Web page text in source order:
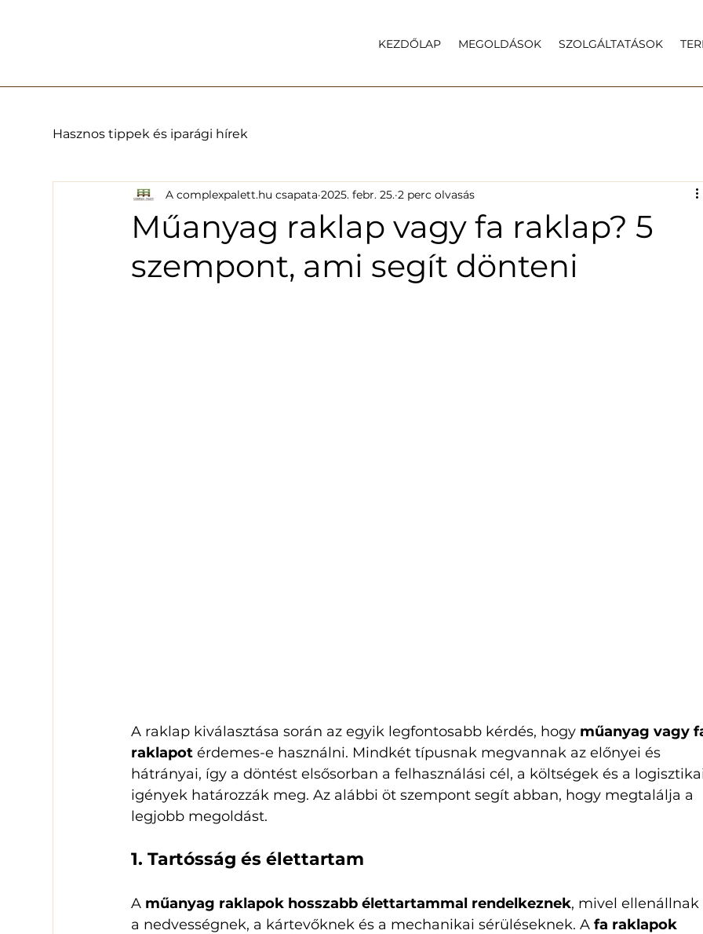
KEZDŐLAP MEGOLDÁSOK SZOLGÁLTATÁSOK
Hasznos tippek és iparági hírek
Műanyag raklap vagy fa raklap? 5
szempont, ami segít dönteni
A complexpalett.hu csapata 2025. febr. 25. 2 perc olvasás
A raklap kiválasztása során az egyik legfontosabb kérdés, hogy műanyag vagy
raklapot érdemes-e használni. Mindkét típusnak megvannak az előnyei és
hátrányai, így a döntést elsősorban a felhasználási cél, a költségek és a
igények határozzák meg. Az alábbi öt szempont segít abban, hogy megtalálja a
legjobb megoldást.
1. Tartósság és élettartam
A műanyag raklapok hosszabb élettartammal rendelkeznek, mivel ellenállnak
a nedvességnek, a kártevőknek és a mechanikai sérüléseknek. A fa raklapok